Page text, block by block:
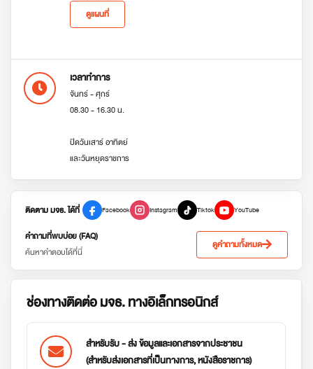
ดูแผนที่
เวลาทำการ
จันทร์ - ศุกร์
08.30 - 16.30 น.
ปิดวันเสาร์ อาทิตย์
และวันหยุดราชการ
ติดตาม มจธ. ได้ที่ Facebook Instagram Tiktok YouTube
คำถามที่พบบ่อย (FAQ)
ค้นหาคำตอบได้ที่นี่
ดูคำถามทั้งหมด
ช่องทางติดต่อ มจธ. ทางอิเล็กทรอนิกส์
สำหรับรับ - ส่ง ข้อมูลและเอกสารจากประชาชน
(สำหรับส่งเอกสารที่เป็นทางการ, หนังสือราชการ)